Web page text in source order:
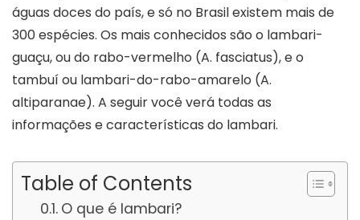
águas doces do país, e só no Brasil existem mais de
300 espécies. Os mais conhecidos são o lambari-
guaçu, ou do rabo-vermelho (A. fasciatus), e o
tambuí ou lambari-do-rabo-amarelo (A.
altiparanae). A seguir você verá todas as
informações e características do lambari.
Table of Contents
O que é lambari?